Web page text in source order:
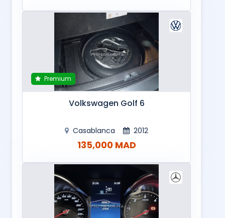
Premium
Volkswagen Golf 6
Casablanca 2012
135,000 MAD